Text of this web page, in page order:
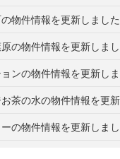
物件情報を更新しました
の物件情報を更新しま
ンの物件情報を更新し
茶の水の物件情報を更
の物件情報を更新しま